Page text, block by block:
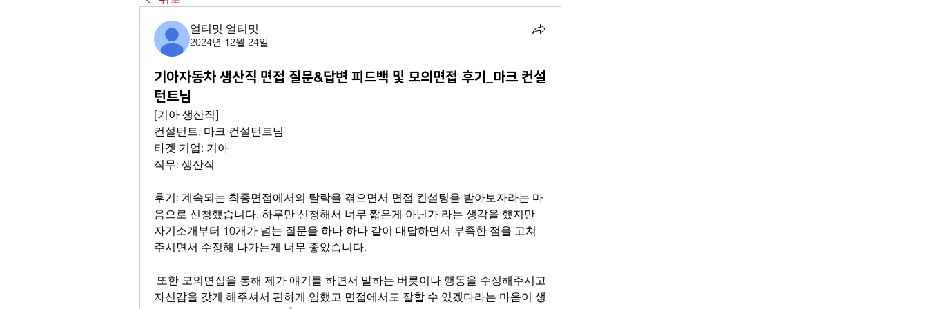
얼티밋 얼티밋
2024년 12월 24일
기아자동차 생산직 면접 질문&답변 피드백 및 모의면접 후기_마크 컨설
턴트님
[기아 생산직]
컨설턴트: 마크 컨설턴트님
타겟 기업: 기아
직무: 생산직
후기: 계속되는 최종면접에서의 탈락을 겪으면서 면접 컨설팅을 받아보자라는 마
음으로 신청했습니다. 하루만 신청해서 너무 짧은게 아닌가 라는 생각을 했지만
자기소개부터 10개가 넘는 질문을 하나 하나 같이 대답하면서 부족한 점을 고쳐
주시면서 수정해 나가는게 너무 좋았습니다.
자신감을 갖게 해주셔서 편하게 임했고 면접에서도 잘할 수 있겠다라는 마음이 생